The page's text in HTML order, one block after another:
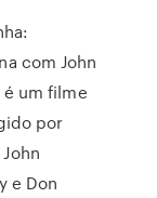
com John
é um filme
por
e Don